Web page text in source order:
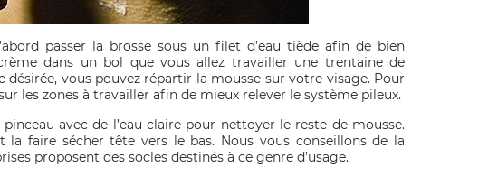
passer la brosse sous un filet d’eau tiède afin de bien
dans un bol que vous allez travailler une trentaine de
vous pouvez répartir la mousse sur votre visage. Pour
les zones à travailler afin de mieux relever le système pileux.
avec de l’eau claire pour nettoyer le reste de mousse.
faire sécher tête vers le bas. Nous vous conseillons de la
proposent des socles destinés à ce genre d’usage.